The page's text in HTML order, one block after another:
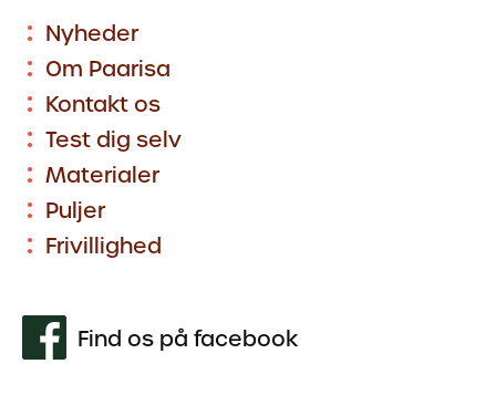
Nyheder
Om Paarisa
Kontakt os
Test dig selv
Materialer
Puljer
Frivillighed
Find os på facebook